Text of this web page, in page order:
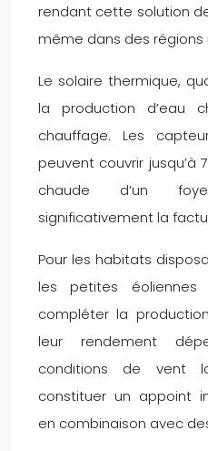
rendant cette solution
même dans des régions
Le solaire thermique,
la production d’eau
chauffage. Les
peuvent couvrir jusqu’à
chaude d’un
significativement la
Pour les habitats
les petites éoliennes
compléter la
leur rendement
conditions de vent
constituer un appoint
en combinaison avec